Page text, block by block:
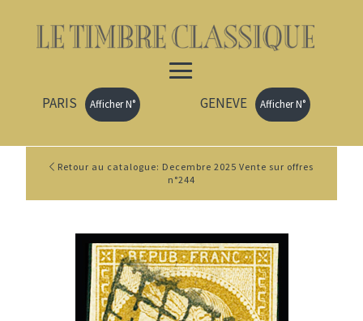
PARIS Afficher N° GENEVE Afficher N°
Retour au catalogue: Decembre 2025 Vente sur offres
n°244